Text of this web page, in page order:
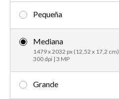
Pequeña
Mediana
1479 x 2032 px (12,52 x 17,2 cm)
300 dpi | 3 MP
Grande